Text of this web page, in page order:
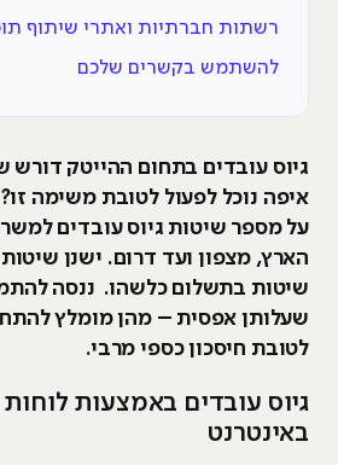
רשתות חברתיות ואתרי שיתוף
להשתמש בקשרים שלכם
גיוס עובדים בתחום ההייטק
איפה נוכל לפעול לטובת משימה
על מספר שיטות גיוס עובדים
הארץ, מצפון ועד דרום. ישנן שיטות
שיטות בתשלום כלשהו. ננסה
שעלותן אפסית – מהן מומלץ
לטובת חיסכון כספי מרבי.
גיוס עובדים באמצעות
באינטרנט